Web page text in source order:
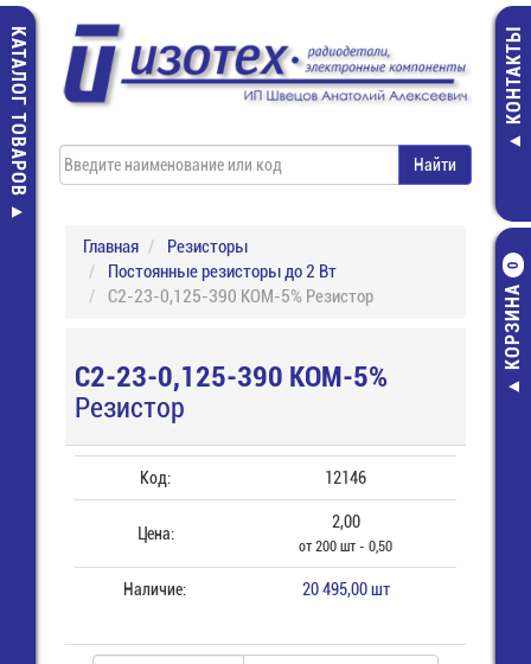
КАТАЛОГ ТОВАРОВ КОНТАКТЫ
КОРЗИНА
0
Главная
Резисторы
Постоянные резисторы до 2 Вт
С2-23-0,125-390 КОМ-5% Резистор
С2-23-0,125-390 КОМ-5%
Резистор
Код: 12146
Цена:
2,00
от 200 шт - 0,50
Наличие: 20 495,00 шт